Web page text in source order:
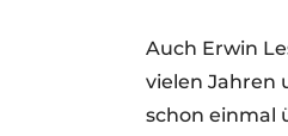
Auch Erwin
vielen Jahren
schon einmal